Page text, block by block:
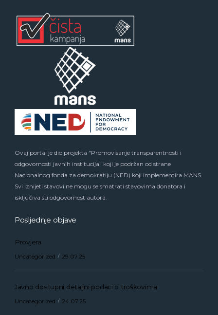
Ovaj portal je dio projekta "Promovisanje transparentnosti i
odgovornosti javnih institucija" koji je podržan od strane
Nacionalnog fonda za demokratiju (NED) koji implementira MANS.
Svi iznijeti stavovi ne mogu se smatrati stavovima donatora i
isključiva su odgovornost autora.
Posljednje objave
Provjera
Uncategorized 29.07.25
Javno dostupni detaljni podaci o troškovima
Uncategorized 24.07.25